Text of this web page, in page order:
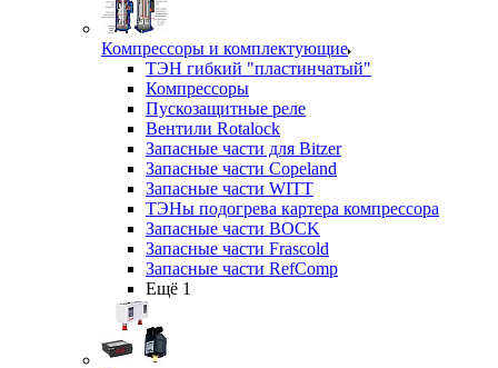
Компрессоры и комплектующие
ТЭН гибкий "пластинчатый"
Компрессоры
Пускозащитные реле
Вентили Rotalock
Запасные части для Bitzer
Запасные части Copeland
Запасные части WITT
ТЭНы подогрева картера компрессора
Запасные части BOCK
Запасные части Frascold
Запасные части RefComp
Ещё 1